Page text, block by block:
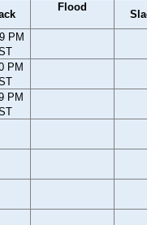
Flood
PM
PM
PM